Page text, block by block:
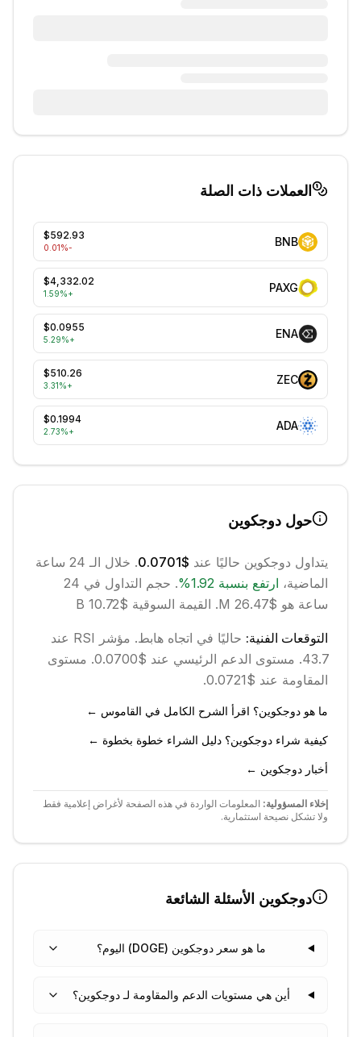
العملات ذات الصلة
BNB
$592.93
-0.01
%
PAXG
$4,332.02
+
1.59%
ENA
$0.0955
+
5.29%
ZEC
$510.26
+
3.31%
ADA
$0.1994
+
2.73%
حول دوجكوين
يتداول دوجكوين حاليًا عند $0.0701
. خلال الـ 24 ساعة
الماضية، ارتفع بنسبة 1.92
%
.
حجم التداول في 24
ساعة هو $26.47 M.
القيمة السوقية $10.72 B
التوقعات الفنية: حاليًا في اتجاه هابط.
مؤشر RSI عند
43.7. مستوى الدعم الرئيسي عند $0.0700.
مستوى
المقاومة عند $0.0721.
ما هو دوجكوين؟ اقرأ الشرح الكامل في القاموس ←
كيفية شراء دوجكوين؟ دليل الشراء خطوة بخطوة ←
أخبار دوجكوين ←
إخلاء المسؤولية: المعلومات الواردة في هذه الصفحة لأغراض إعلامية فقط
ولا تشكل نصيحة استثمارية.
دوجكوين الأسئلة الشائعة
ما هو سعر دوجكوين (DOGE) اليوم؟
أين هي مستويات الدعم والمقاومة لـ دوجكوين؟